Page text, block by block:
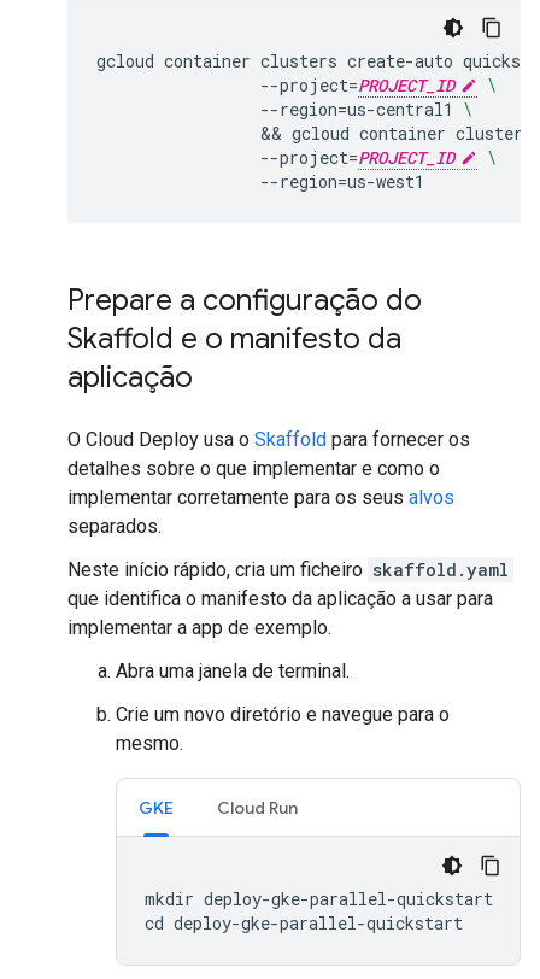
gcloud container clusters create-auto
--project=PROJECT_ID
\
--region=us-central1
\
                 &&
gcloud container clusters
--project=PROJECT_ID
\
--region=us-west1
Prepare a configuração do
Skaffold e o manifesto da
aplicação
O Cloud Deploy usa o Skaffold para fornecer os
detalhes sobre o que implementar e como o
implementar corretamente para os seus alvos
separados.
Neste início rápido, cria um ficheiro skaffold.yaml
que identifica o manifesto da aplicação a usar para
implementar a app de exemplo.
Abra uma janela de terminal.
Crie um novo diretório e navegue para o
mesmo.
GKE Cloud Run
mkdir deploy-gke-parallel-quickstart